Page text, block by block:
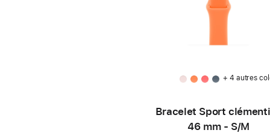
+ 4 autres
Bracelet Sport
46 mm - S/M